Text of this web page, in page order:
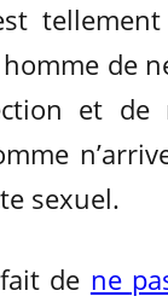
de
et de
sexuel.
de ne